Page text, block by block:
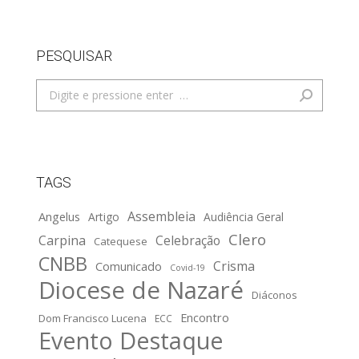
PESQUISAR
Search:
TAGS
Angelus Artigo Assembleia Audiência Geral
Carpina Catequese Celebração Clero
CNBB Comunicado Covid-19 Crisma
Diocese de Nazaré
Diáconos
Dom Francisco Lucena
ECC Encontro
Evento Destaque